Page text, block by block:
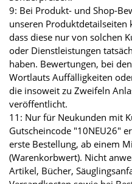
9: Bei Produkt- und Shop-
unseren
dass diese nur von solchen
oder Dienstleistungen
haben. Bewertungen, bei
Wortlauts Auffälligkeiten
die insoweit zu Zweifeln
veröffentlicht.
11: Nur für Neukunden mit
Gutscheincode "10NEU26"
erste Bestellung, ab einem
(Warenkorbwert). Nicht
Artikel, Bücher,